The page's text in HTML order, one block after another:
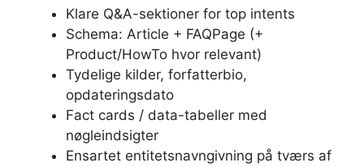
Klare Q&A-sektioner for top intents
Schema: Article + FAQPage (+
Product/HowTo hvor relevant)
Tydelige kilder, forfatterbio,
opdateringsdato
Fact cards / data-tabeller med
nøgleindsigter
Ensartet entitetsnavngivning på tværs af